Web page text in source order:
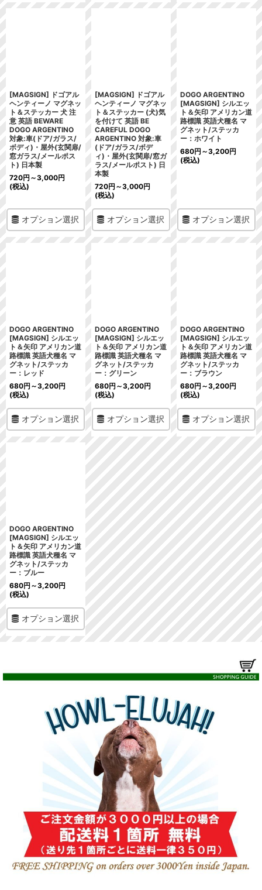
[MAGSIGN] ドゴアル
ヘンティーノ マグネッ
ト＆ステッカー 犬 注
意 英語 BEWARE
DOGO ARGENTINO
対象:車(ドア/ガラス/
ボディ)・屋外(玄関扉/
窓ガラス/メールポス
ト) 日本製
720円 ～3,000円
(税込)
オプション選択
[MAGSIGN] ドゴアル
ヘンティーノ マグネッ
ト＆ステッカー (犬)気
を付けて 英語 BE
CAREFUL DOGO
ARGENTINO 対象:車
(ドア/ガラス/ボデ
ィ)・屋外(玄関扉/窓ガ
ラス/メールポスト) 日
本製
720円 ～3,000円
(税込)
オプション選択
DOGO ARGENTINO
[MAGSIGN] シルエッ
ト＆矢印 アメリカン道
路標識 英語犬種名 マ
グネット/ステッカ
ー：ホワイト
680円 ～3,200円
(税込)
オプション選択
DOGO ARGENTINO
[MAGSIGN] シルエッ
ト＆矢印 アメリカン道
路標識 英語犬種名 マ
グネット/ステッカ
ー：レッド
680円 ～3,200円
(税込)
オプション選択
DOGO ARGENTINO
[MAGSIGN] シルエッ
ト＆矢印 アメリカン道
路標識 英語犬種名 マ
グネット/ステッカ
ー：グリーン
680円 ～3,200円
(税込)
オプション選択
DOGO ARGENTINO
[MAGSIGN] シルエッ
ト＆矢印 アメリカン道
路標識 英語犬種名 マ
グネット/ステッカ
ー：ブラウン
680円 ～3,200円
(税込)
オプション選択
DOGO ARGENTINO
[MAGSIGN] シルエッ
ト＆矢印 アメリカン道
路標識 英語犬種名 マ
グネット/ステッカ
ー：ブルー
680円 ～3,200円
(税込)
オプション選択